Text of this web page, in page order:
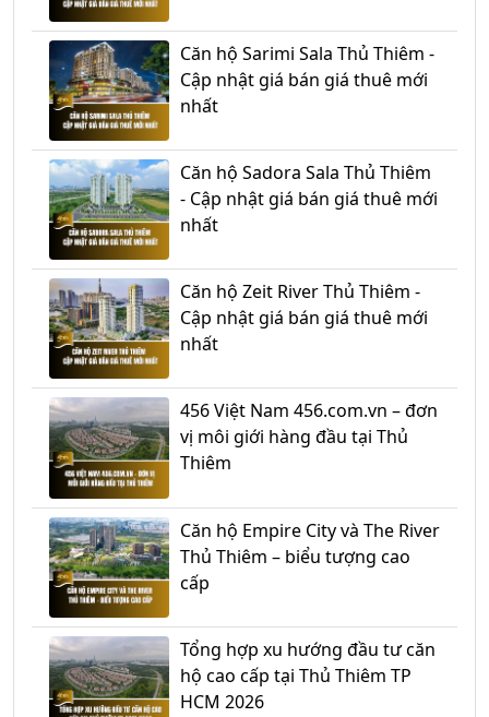
Căn hộ Sarimi Sala Thủ Thiêm -
Cập nhật giá bán giá thuê mới
nhất
Căn hộ Sadora Sala Thủ Thiêm
- Cập nhật giá bán giá thuê mới
nhất
Căn hộ Zeit River Thủ Thiêm -
Cập nhật giá bán giá thuê mới
nhất
456 Việt Nam 456.com.vn – đơn
vị môi giới hàng đầu tại Thủ
Thiêm
Căn hộ Empire City và The River
Thủ Thiêm – biểu tượng cao
cấp
Tổng hợp xu hướng đầu tư căn
hộ cao cấp tại Thủ Thiêm TP
HCM 2026